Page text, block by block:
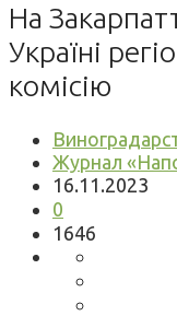
На
Україні
комісію
Журнал
16.11.2023
0
1646